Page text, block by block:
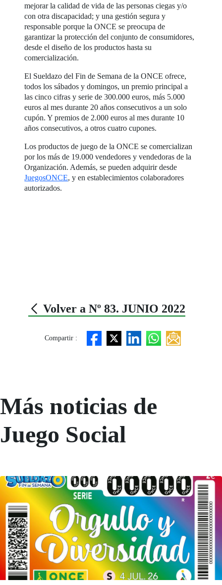
mejorar la calidad de vida de las personas ciegas y/o
con otra discapacidad; y una gestión segura y
responsable porque la ONCE se preocupa de
garantizar la protección del conjunto de consumidores,
desde el diseño de los productos hasta su
comercialización.
El Sueldazo del Fin de Semana de la ONCE ofrece,
todos los sábados y domingos, un premio principal a
las cinco cifras y serie de 300.000 euros, más 5.000
euros al mes durante 20 años consecutivos a un solo
cupón. Y premios de 2.000 euros al mes durante 10
años consecutivos, a otros cuatro cupones.
Los productos de juego de la ONCE se comercializan
por los más de 19.000 vendedores y vendedoras de la
Organización. Además, se pueden adquirir desde
JuegosONCE, y en establecimientos colaboradores
autorizados.
Volver a Nº 83. JUNIO 2022
Compartir :
Más noticias de
Juego Social